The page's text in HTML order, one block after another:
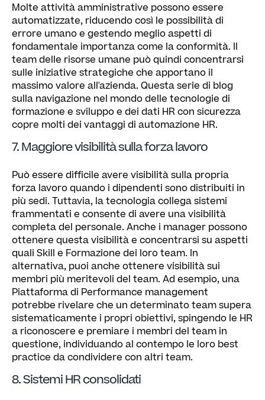
Molte attività amministrative possono essere
automatizzate, riducendo così le possibilità di
errore umano e gestendo meglio aspetti di
fondamentale importanza come la conformità. Il
team delle risorse umane può quindi concentrarsi
sulle iniziative strategiche che apportano il
massimo valore all'azienda. Questa serie di blog
sulla navigazione nel mondo delle tecnologie di
formazione e sviluppo e dei dati HR con sicurezza
copre molti dei vantaggi di automazione HR.
7. Maggiore visibilità sulla forza lavoro
Può essere difficile avere visibilità sulla propria
forza lavoro quando i dipendenti sono distribuiti in
più sedi. Tuttavia, la tecnologia collega sistemi
frammentati e consente di avere una visibilità
completa del personale. Anche i manager possono
ottenere questa visibilità e concentrarsi su aspetti
quali Skill e Formazione dei loro team. In
alternativa, puoi anche ottenere visibilità sui
membri più meritevoli del team. Ad esempio, una
Piattaforma di Performance management
potrebbe rivelare che un determinato team supera
sistematicamente i propri obiettivi, spingendo le HR
a riconoscere e premiare i membri del team in
questione, individuando al contempo le loro best
practice da condividere con altri team.
8. Sistemi HR consolidati